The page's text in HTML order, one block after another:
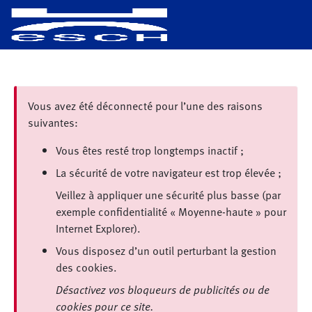
Vous avez été déconnecté pour l’une des raisons
suivantes:
Vous êtes resté trop longtemps inactif ;
La sécurité de votre navigateur est trop élevée ;
Veillez à appliquer une sécurité plus basse (par
exemple confidentialité « Moyenne-haute » pour
Internet Explorer).
Vous disposez d’un outil perturbant la gestion
des cookies.
Désactivez vos bloqueurs de publicités ou de
cookies pour ce site.